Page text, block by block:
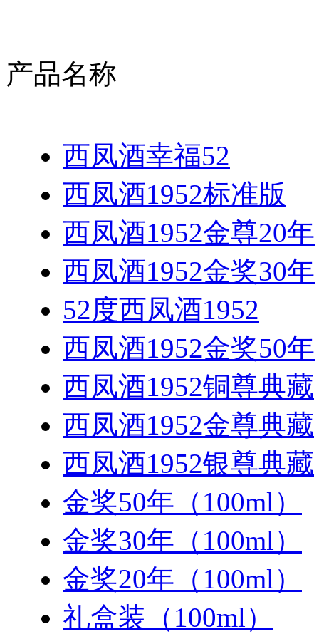
产品名称
西凤酒幸福52
西凤酒1952标准版
西凤酒1952金尊20年
西凤酒1952金奖30年
52度西凤酒1952
西凤酒1952金奖50年
西凤酒1952铜尊典藏
西凤酒1952金尊典藏
西凤酒1952银尊典藏
金奖50年（100ml）
金奖30年（100ml）
金奖20年（100ml）
礼盒装（100ml）